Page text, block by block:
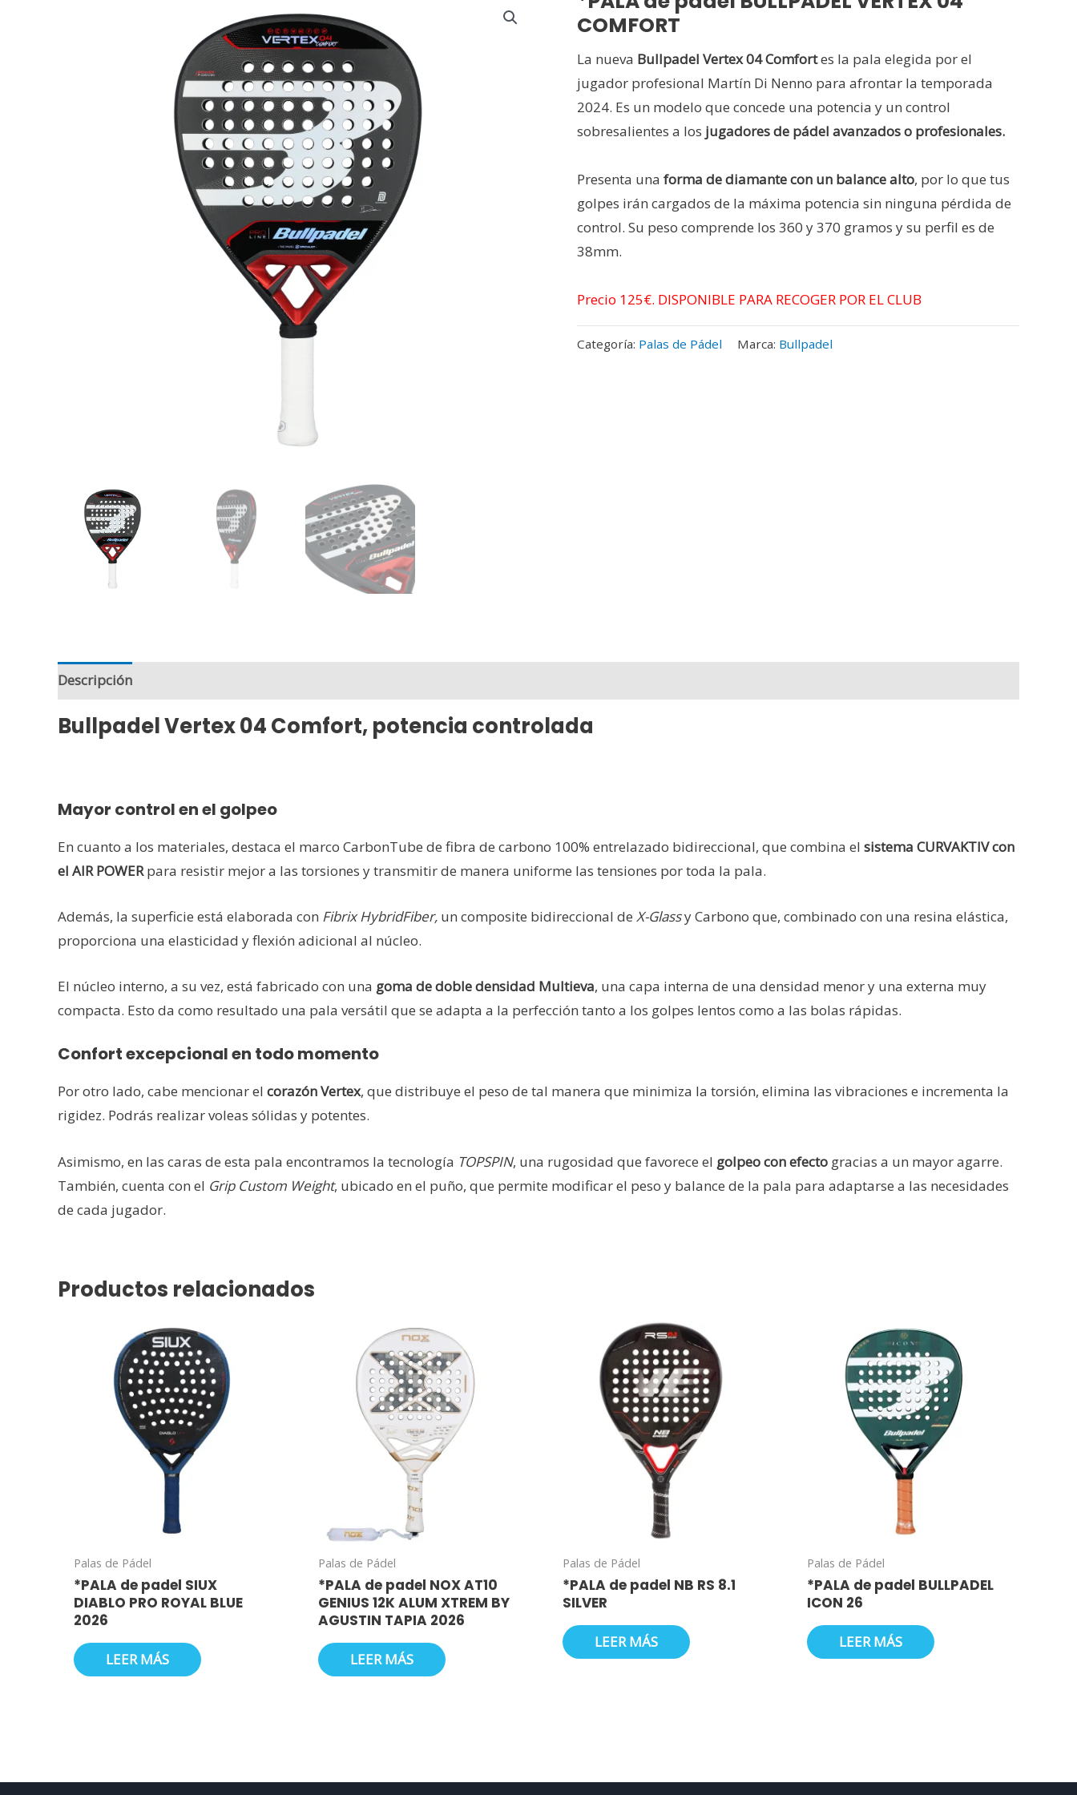
COMFORT
La nueva Bullpadel Vertex 04 Comfortes la pala elegida por el
jugador profesional Martín Di Nenno para afrontar la temporada
2024. Es un modelo que concede una potencia y un control
sobresalientes a los jugadores de pádel avanzados o profesionales.
Presenta una forma de diamante con un balance alto, por lo que tus
golpes irán cargados de la máxima potencia sin ninguna pérdida de
control. Su peso comprende los 360 y 370 gramos y su perfil es de
38mm.
Precio 125€. DISPONIBLE PARA RECOGER POR EL CLUB
Categoría: Palas de Pádel Marca: Bullpadel
Descripción
Bullpadel Vertex 04 Comfort, potencia controlada
Mayor control en el golpeo
En cuanto a los materiales, destaca el marco CarbonTube de fibra de carbono 100% entrelazado bidireccional, que combina el sistema CURVAKTIV con
el AIR POWERpara resistir mejor a las torsiones y transmitir de manera uniforme las tensiones por toda la pala.
Además, la superficie está elaborada con Fibrix HybridFiber, un composite bidireccional de X-Glassy Carbono que, combinado con una resina elástica,
proporciona una elasticidad y flexión adicional al núcleo.
El núcleo interno, a su vez, está fabricado con una goma de doble densidad Multieva, una capa interna de una densidad menor y una externa muy
compacta. Esto da como resultado una pala versátil que se adapta a la perfección tanto a los golpes lentos como a las bolas rápidas.
Confort excepcional en todo momento
Por otro lado, cabe mencionar el corazón Vertex, que distribuye el peso de tal manera que minimiza la torsión, elimina las vibraciones e incrementa la
rigidez. Podrás realizar voleas sólidas y potentes.
Asimismo, en las caras de esta pala encontramos la tecnología TOPSPIN, una rugosidad que favorece el golpeo con efecto gracias a un mayor agarre.
También, cuenta con el Grip Custom Weight, ubicado en el puño, que permite modificar el peso y balance de la pala para adaptarse a las necesidades
de cada jugador.
Productos relacionados
Palas de Pádel
*PALA de padel SIUX
DIABLO PRO ROYAL BLUE
2026
LEER MÁS
Palas de Pádel
*PALA de padel NOX AT10
GENIUS 12K ALUM XTREM BY
AGUSTIN TAPIA 2026
LEER MÁS
Palas de Pádel
*PALA de padel NB RS 8.1
SILVER
LEER MÁS
Palas de Pádel
*PALA de padel BULLPADEL
ICON 26
LEER MÁS